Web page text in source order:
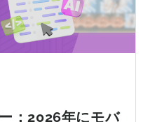
：2026年にモバ